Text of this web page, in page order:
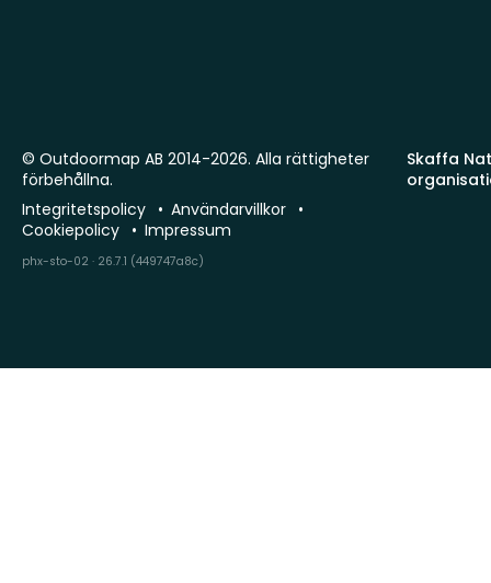
Skaffa
© Outdoormap AB 2014-2026. Alla rättigheter
förbehållna.
Integritetspolicy
Användarvillkor
Cookiepolicy
Impressum
phx-sto-02 · 26.7.1 (449747a8c)